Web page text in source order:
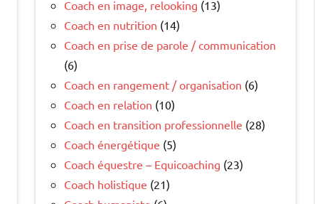
Coach en image, relooking (13)
Coach en nutrition (14)
Coach en prise de parole / communication
(6)
Coach en rangement / organisation (6)
Coach en relation (10)
Coach en transition professionnelle (28)
Coach énergétique (5)
Coach équestre – Equicoaching (23)
Coach holistique (21)